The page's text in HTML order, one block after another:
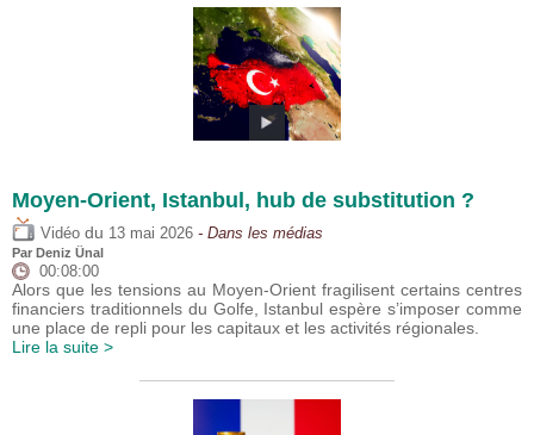
Moyen-Orient, Istanbul, hub de substitution ?
Vidéo du 13 mai 2026 - Dans les médias
Par Deniz Ünal
00:08:00
Alors que les tensions au Moyen-Orient fragilisent certains centres
financiers traditionnels du Golfe, Istanbul espère s’imposer comme
une place de repli pour les capitaux et les activités régionales.
Lire la suite >